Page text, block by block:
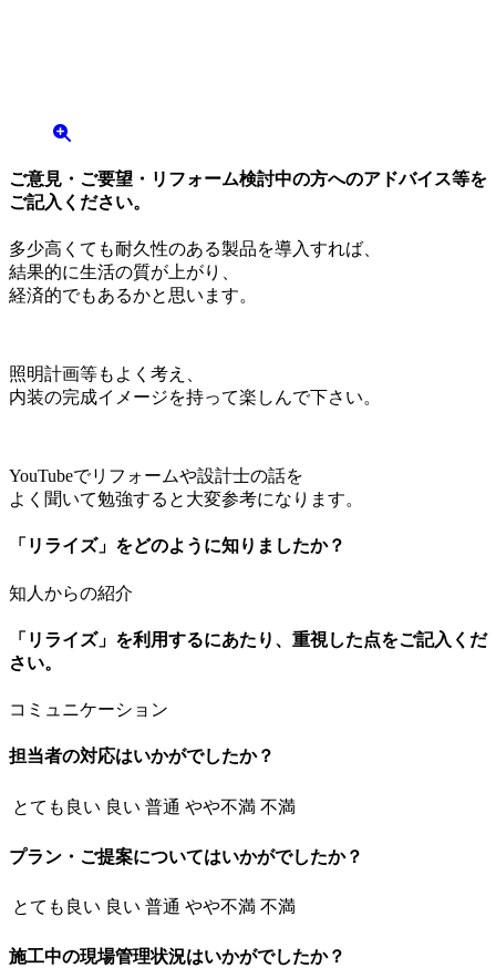
ご意見・ご要望・リフォーム検討中の方へのアドバイス等を
ご記入ください。
多少高くても耐久性のある製品を導入すれば、
結果的に生活の質が上がり、
経済的でもあるかと思います。
照明計画等もよく考え、
内装の完成イメージを持って楽しんで下さい。
YouTubeでリフォームや設計士の話を
よく聞いて勉強すると大変参考になります。
「リライズ」をどのように知りましたか？
知人からの紹介
「リライズ」を利用するにあたり、重視した点をご記入くだ
さい。
コミュニケーション
担当者の対応はいかがでしたか？
とても良い 良い 普通 やや不満 不満
プラン・ご提案についてはいかがでしたか？
とても良い 良い 普通 やや不満 不満
施工中の現場管理状況はいかがでしたか？